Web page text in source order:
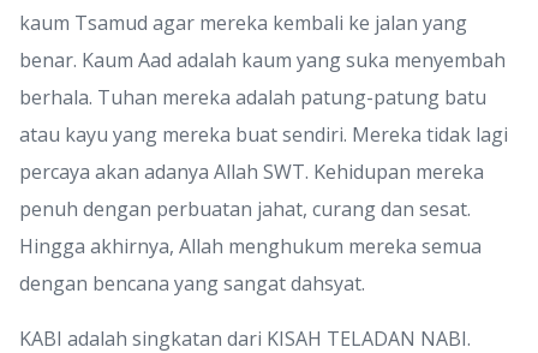
kaum Tsamud agar mereka kembali ke jalan yang
benar. Kaum Aad adalah kaum yang suka menyembah
berhala. Tuhan mereka adalah patung-patung batu
atau kayu yang mereka buat sendiri. Mereka tidak lagi
percaya akan adanya Allah SWT. Kehidupan mereka
penuh dengan perbuatan jahat, curang dan sesat.
Hingga akhirnya, Allah menghukum mereka semua
dengan bencana yang sangat dahsyat.
KABI adalah singkatan dari KISAH TELADAN NABI.